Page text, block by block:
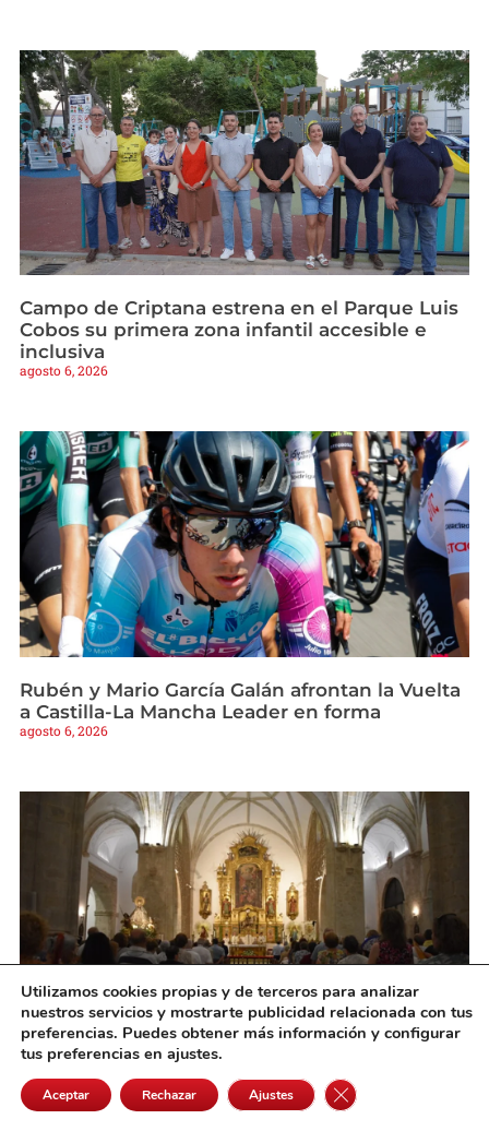
Campo de Criptana estrena en el Parque Luis
Cobos su primera zona infantil accesible e
inclusiva
agosto 6, 2026
Rubén y Mario García Galán afrontan la Vuelta
a Castilla-La Mancha Leader en forma
agosto 6, 2026
Se inicia con gran participación el novenario
Orden
agosto 6, 2026
Utilizamos cookies propias y de terceros para analizar
nuestros servicios y mostrarte publicidad relacionada con tus
preferencias. Puedes obtener más información y configurar
tus preferencias en ajustes.
Aceptar Rechazar Ajustes Cerrar el banner de